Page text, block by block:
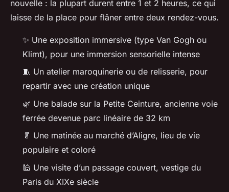
nouvelle : la plupart durent entre 1 et 2 heures, ce qui
laisse de la place pour flâner entre deux rendez-vous.
✨ Une exposition immersive (type Van Gogh ou
Klimt), pour une immersion sensorielle intense
🧵 Un atelier maroquinerie ou de relisserie, pour
repartir avec une création unique
🌿 Une balade sur la Petite Ceinture, ancienne voie
ferrée devenue parc linéaire de 32 km
🥬 Une matinée au marché d’Aligre, lieu de vie
populaire et coloré
🕌 Une visite d’un passage couvert, vestige du
Paris du XIXe siècle